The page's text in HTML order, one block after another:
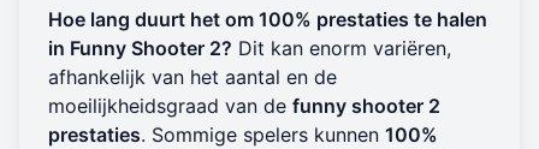
Hoe lang duurt het om 100% prestaties te halen
in Funny Shooter 2? Dit kan enorm variëren,
afhankelijk van het aantal en de
moeilijkheidsgraad van de funny shooter 2
prestaties. Sommige spelers kunnen 100%